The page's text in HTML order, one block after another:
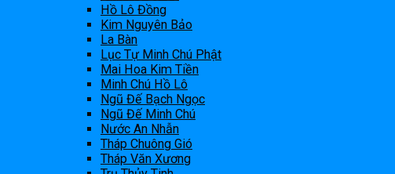
Hồ Lô Đồng
Kim Nguyên Bảo
La Bàn
Lục Tự Minh Chú Phật
Mai Hoa Kim Tiền
Minh Chú Hồ Lô
Ngũ Đế Bạch Ngọc
Ngũ Đế Minh Chú
Nước An Nhẫn
Tháp Chuông Gió
Tháp Văn Xương